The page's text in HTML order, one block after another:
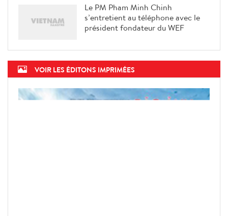
Le PM Pham Minh Chinh
s’entretient au téléphone avec le
président fondateur du WEF
VOIR LES ÉDITONS IMPRIMÉES